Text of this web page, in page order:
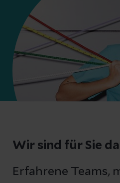
Wir sind für Sie da
Erfahrene Teams,